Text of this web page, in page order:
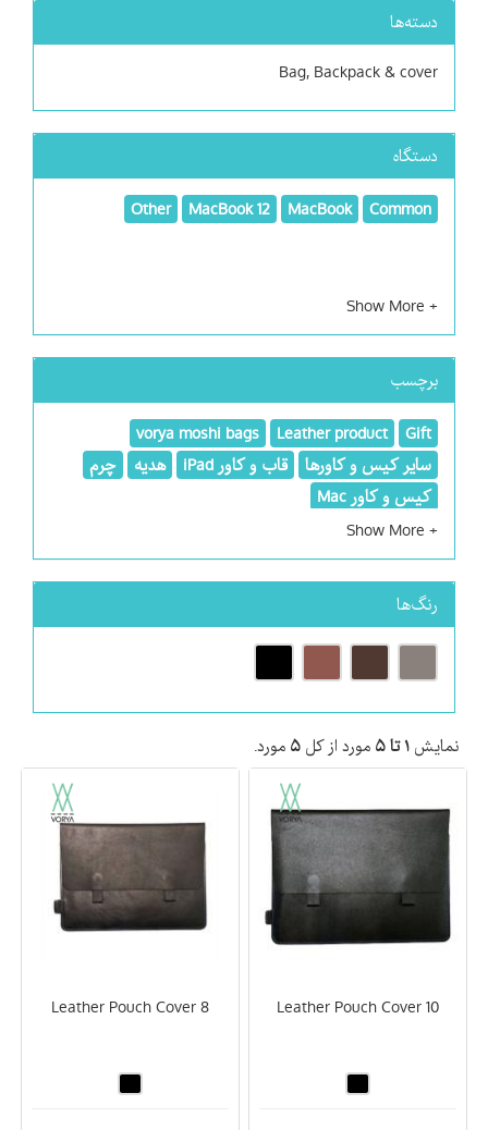
دسته‌ها
Bag, Backpack & cover
دستگاه
Common
MacBook
MacBook 12
Other
برچسب
Gift
Leather product
vorya moshi bags
سایر کیس و کاورها
قاب و کاور iPad هدیه
چرم
کیس و کاور Mac
رنگ‌ها
نمایش ۱ تا ۵ مورد از کل ۵ مورد.
Leather Pouch Cover 10
Leather Pouch Cover 8